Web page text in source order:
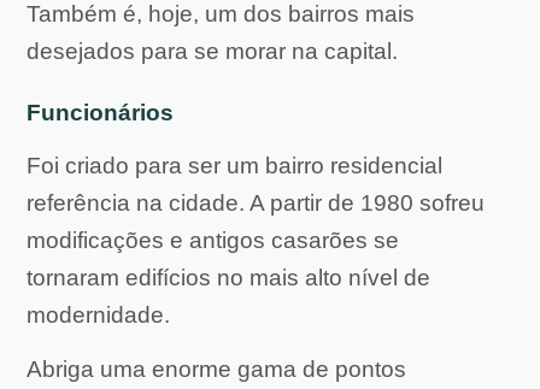
Também é, hoje, um dos bairros mais
desejados para se morar na capital.
Funcionários
Foi criado para ser um bairro residencial
referência na cidade. A partir de 1980 sofreu
modificações e antigos casarões se
tornaram edifícios no mais alto nível de
modernidade.
Abriga uma enorme gama de pontos